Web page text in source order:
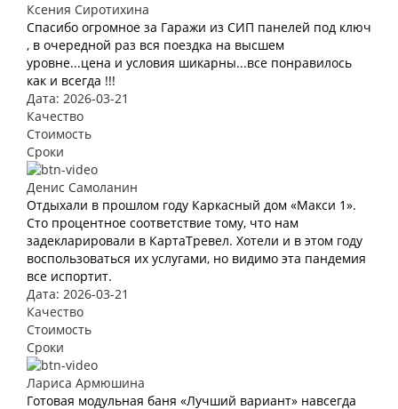
Ксения Сиротихина
Спасибо огромное за Гаражи из СИП панелей под ключ
, в очередной раз вся поездка на высшем
уровне...цена и условия шикарны...все понравилось
как и всегда !!!
Дата: 2026-03-21
Качество
Стоимость
Сроки
Денис Самоланин
Отдыхали в прошлом году Каркасный дом «Макси 1».
Сто процентное соответствие тому, что нам
задекларировали в КартаТревел. Хотели и в этом году
воспользоваться их услугами, но видимо эта пандемия
все испортит.
Дата: 2026-03-21
Качество
Стоимость
Сроки
Лариса Армюшина
Готовая модульная баня «Лучший вариант» навсегда